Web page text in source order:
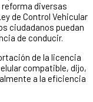
reforma diversas
de Control Vehicular
ciudadanos puedan
de conducir.
de la licencia
compatible, dijo,
a la eficiencia